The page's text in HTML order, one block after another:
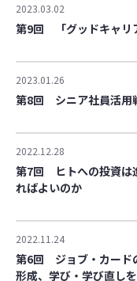
2023.03.02
第9回 「グッドキャリ
2023.01.26
第8回 シニア社員活用
2022.12.28
第7回 ヒトへの投資は
ればよいのか
2022.11.24
第6回 ジョブ・カード
形成、学び・学び直し